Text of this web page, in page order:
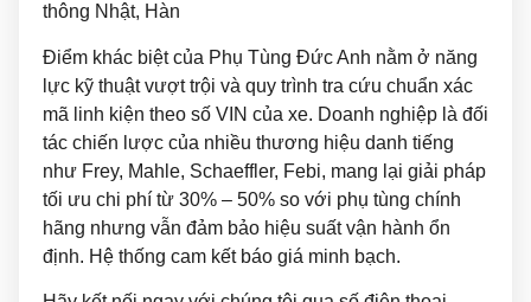
thông Nhật, Hàn
Điểm khác biệt của Phụ Tùng Đức Anh nằm ở năng
lực kỹ thuật vượt trội và quy trình tra cứu chuẩn xác
mã linh kiện theo số VIN của xe. Doanh nghiệp là đối
tác chiến lược của nhiều thương hiệu danh tiếng
như Frey, Mahle, Schaeffler, Febi, mang lại giải pháp
tối ưu chi phí từ 30% – 50% so với phụ tùng chính
hãng nhưng vẫn đảm bảo hiệu suất vận hành ổn
định. Hệ thống cam kết báo giá minh bạch.